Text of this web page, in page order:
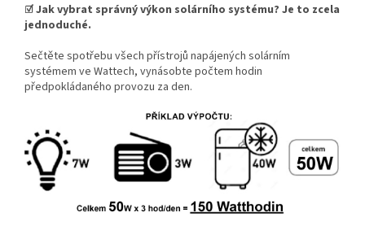
☑ Jak vybrat správný výkon solárního systému? Je to zcela
jednoduché.
Sečtěte spotřebu všech přístrojů napájených solárním
systémem ve Wattech, vynásobte počtem hodin
předpokládaného provozu za den.